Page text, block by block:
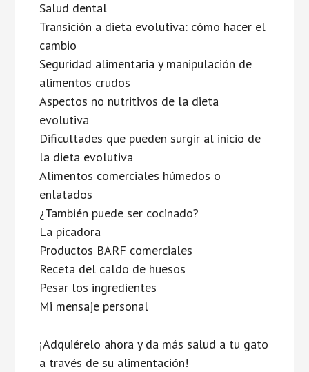
Salud dental
Transición a dieta evolutiva: cómo hacer el
cambio
Seguridad alimentaria y manipulación de
alimentos crudos
Aspectos no nutritivos de la dieta
evolutiva
Dificultades que pueden surgir al inicio de
la dieta evolutiva
Alimentos comerciales húmedos o
enlatados
¿También puede ser cocinado?
La picadora
Productos BARF comerciales
Receta del caldo de huesos
Pesar los ingredientes
Mi mensaje personal
¡Adquiérelo ahora y da más salud a tu gato
a través de su alimentación!